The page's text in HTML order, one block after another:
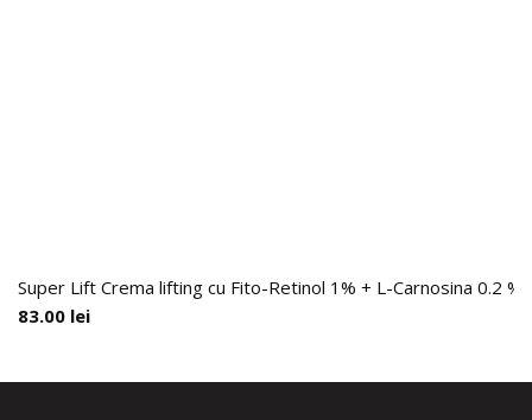
Super Lift Crema lifting cu Fito-Retinol 1% + L-Carnosina 0.2
83.00 lei